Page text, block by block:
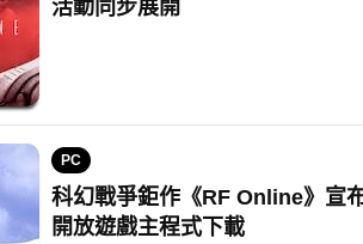
活動同步展開
PC
科幻戰爭鉅作《RF Online》宣
開放遊戲主程式下載